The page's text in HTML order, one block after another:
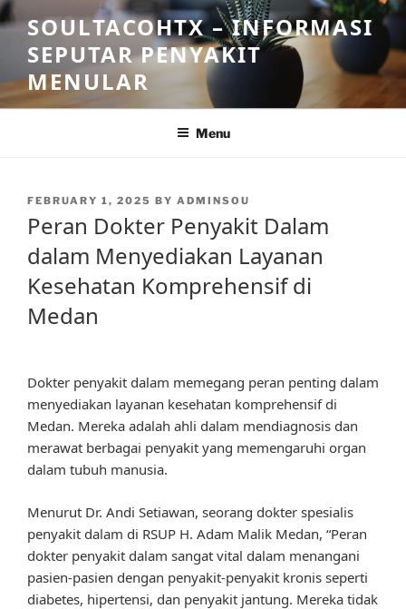
Skip
to
content
SOULTACOHTX – INFORMASI
SEPUTAR PENYAKIT
MENULAR
Menu
POSTED
FEBRUARY 1, 2025 BY ADMINSOU
Peran Dokter Penyakit Dalam
dalam Menyediakan Layanan
Kesehatan Komprehensif di
Medan
Dokter penyakit dalam memegang peran penting dalam
menyediakan layanan kesehatan komprehensif di
Medan. Mereka adalah ahli dalam mendiagnosis dan
merawat berbagai penyakit yang memengaruhi organ
dalam tubuh manusia.
Menurut Dr. Andi Setiawan, seorang dokter spesialis
penyakit dalam di RSUP H. Adam Malik Medan, “Peran
dokter penyakit dalam sangat vital dalam menangani
pasien-pasien dengan penyakit-penyakit kronis seperti
diabetes, hipertensi, dan penyakit jantung. Mereka tidak